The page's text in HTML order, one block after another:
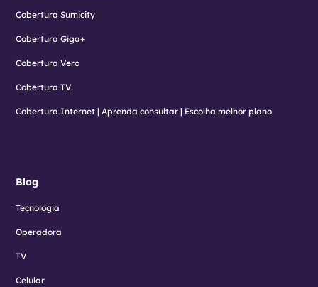
Cobertura Sumicity
Cobertura Giga+
Cobertura Vero
Cobertura TV
Cobertura Internet | Aprenda consultar | Escolha melhor plano
Blog
Tecnologia
Operadora
TV
Celular